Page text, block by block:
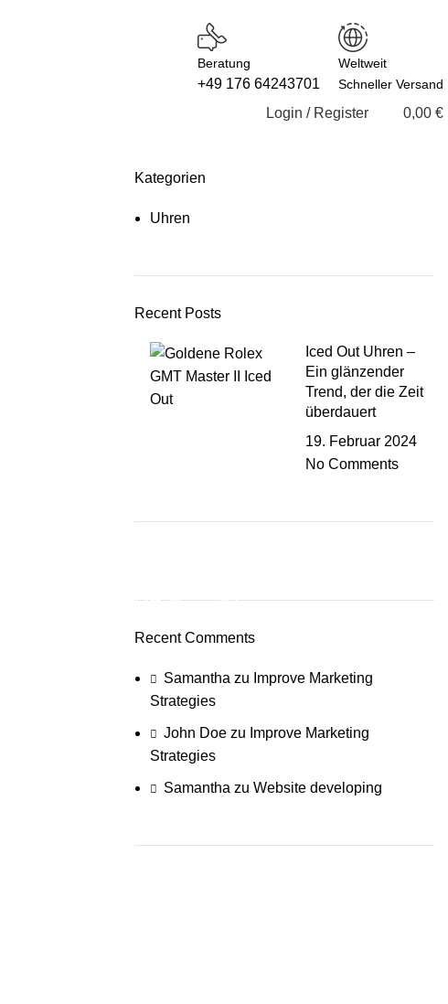
Beratung
+49 176 64243701
Weltweit
Schneller Versand
Login / Register 0,00 €
Kategorien
Uhren
Recent Posts
Iced Out Uhren –
Ein glänzender
Trend, der die Zeit
überdauert
19. Februar 2024
No Comments
HP Envy 34
Recent Comments
Samantha zu Improve Marketing
Strategies
John Doezu Improve Marketing
Strategies
Samantha zu Website developing